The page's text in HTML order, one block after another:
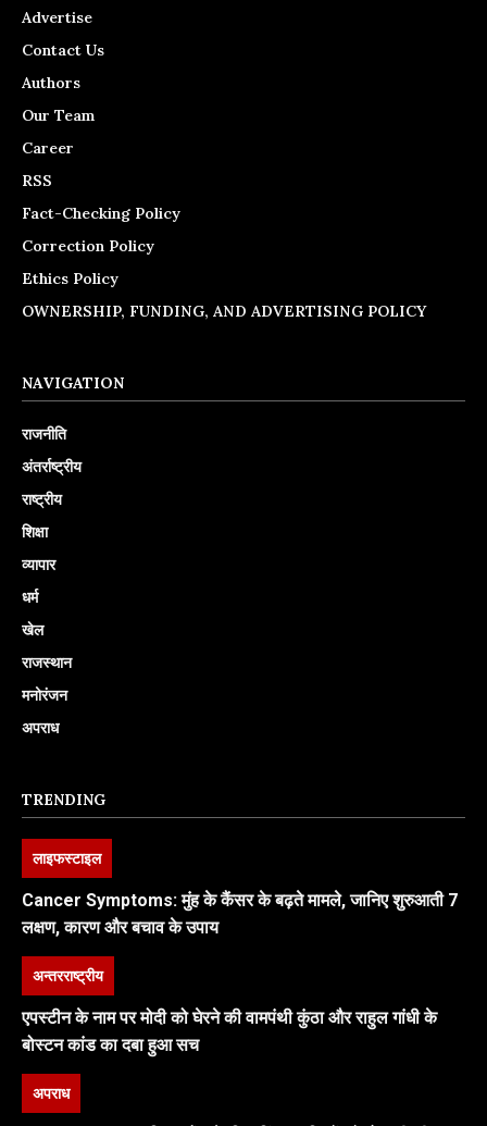
Advertise
Contact Us
Authors
Our Team
Career
RSS
Fact-Checking Policy
Correction Policy
Ethics Policy
OWNERSHIP, FUNDING, AND ADVERTISING POLICY
NAVIGATION
राजनीति
अंतर्राष्ट्रीय
राष्ट्रीय
शिक्षा
व्यापार
धर्म
खेल
राजस्थान
मनोरंजन
अपराध
TRENDING
लाइफस्टाइल
Cancer Symptoms: मुंह के कैंसर के बढ़ते मामले, जानिए शुरुआती 7
लक्षण, कारण और बचाव के उपाय
अन्तरराष्ट्रीय
एपस्टीन के नाम पर मोदी को घेरने की वामपंथी कुंठा और राहुल गांधी के
बोस्टन कांड का दबा हुआ सच
अपराध